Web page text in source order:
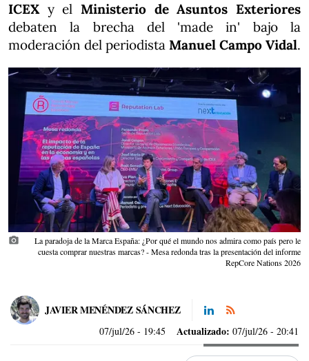
ICEX y elMinisterio de Asuntos Exteriores
debaten la brecha del 'made in' bajo la
moderación del periodista Manuel Campo Vidal.
photo_camera
La paradoja de la Marca España: ¿Por qué el mundo nos admira como país pero le
cuesta comprar nuestras marcas? - Mesa redonda tras la presentación del informe
RepCore Nations 2026
JAVIER MENÉNDEZ SÁNCHEZ
07/jul/26 - 19:45 Actualizado: 07/jul/26 - 20:41